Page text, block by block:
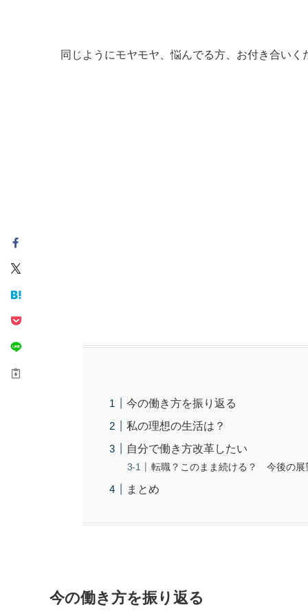
同じようにモヤモヤ、悩んでる方、お付き合いく
今の働き方を振り返る
私の理想の生活は？
自分で働き方改革したい
転職？このまま続ける？ 今後の展
まとめ
今の働き方を振り返る